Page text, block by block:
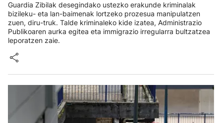
Guardia Zibilak desegindako ustezko erakunde kriminalak
bizileku- eta lan-baimenak lortzeko prozesua manipulatzen
zuen, diru-truk. Talde kriminaleko kide izatea, Administrazio
Publikoaren aurka egitea eta immigrazio irregularra bultzatzea
leporatzen zaie.